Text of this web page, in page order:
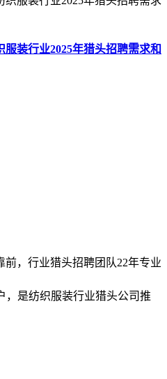
装行业2025年猎头招聘需求和
， 行业猎头招聘团队22年专业
，是纺织服装行业猎头公司推